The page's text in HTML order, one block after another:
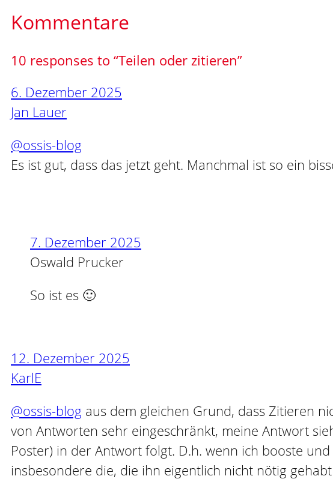
Kommentare
10 responses to “Teilen oder zitieren”
6. Dezember 2025
Jan Lauer
@ossis-blog
Es ist gut, dass das jetzt geht. Manchmal ist so ein
7. Dezember 2025
Oswald Prucker
So ist es 🙂
12. Dezember 2025
KarlE
@ossis-blog aus dem gleichen Grund, dass Zitieren
von Antworten sehr eingeschränkt, meine Antwort
Poster) in der Antwort folgt. D.h. wenn ich booste
insbesondere die, die ihn eigentlich nicht nötig